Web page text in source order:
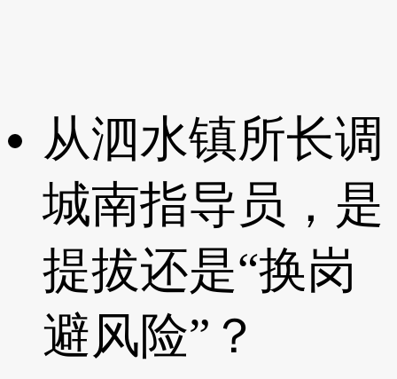
从泗水镇所长调
城南指导员，是
提拔还是“换岗
避风险”？